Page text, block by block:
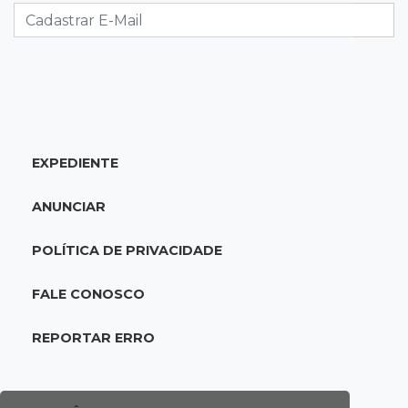
tráfico de cocaína
10:33Licenciamento ambiental
licenciamento de rodovias da Rota da
Juventude AG vai para futsal de Portugal
EXPEDIENTE
ANUNCIAR
POLÍTICA DE PRIVACIDADE
FALE CONOSCO
REPORTAR ERRO